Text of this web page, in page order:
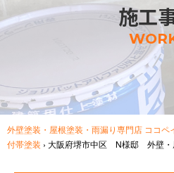
施工
外壁塗装・屋根塗装・雨漏り専門店 ココペ
付帯塗装 › 大阪府堺市中区 N様邸 外壁・